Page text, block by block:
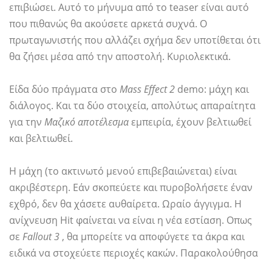
επιβιώσει. Αυτό το μήνυμα από το teaser είναι αυτό
που πιθανώς θα ακούσετε αρκετά συχνά. Ο
πρωταγωνιστής που αλλάζει σχήμα δεν υποτίθεται ότι
θα ζήσει μέσα από την αποστολή. Κυριολεκτικά.
Είδα δύο πράγματα στο Mass Effect 2 demo: μάχη και
διάλογος. Και τα δύο στοιχεία, απολύτως απαραίτητα
για την Μαζικό αποτέλεσμαεμπειρία, έχουν βελτιωθεί
και βελτιωθεί.
Η μάχη (το ακτινωτό μενού επιβεβαιώνεται) είναι
ακριβέστερη. Εάν σκοπεύετε και πυροβολήσετε έναν
εχθρό, δεν θα χάσετε αυθαίρετα. Ωραίο άγγιγμα. Η
ανίχνευση Hit φαίνεται να είναι η νέα εστίαση. Οπως
σε Fallout 3 , θα μπορείτε να αποφύγετε τα άκρα και
ειδικά να στοχεύετε περιοχές κακών. Παρακολούθησα